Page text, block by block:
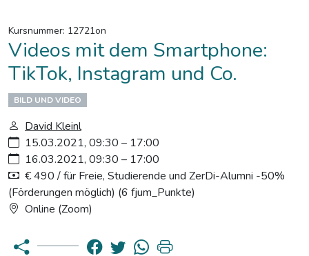
Kursnummer: 12721on
Videos mit dem Smartphone:
TikTok, Instagram und Co.
BILD UND VIDEO
David Kleinl
15.03.2021, 09:30 – 17:00
16.03.2021, 09:30 – 17:00
€ 490 / für Freie, Studierende und ZerDi-Alumni -50%
(Förderungen möglich) (6 fjum_Punkte)
Online (Zoom)